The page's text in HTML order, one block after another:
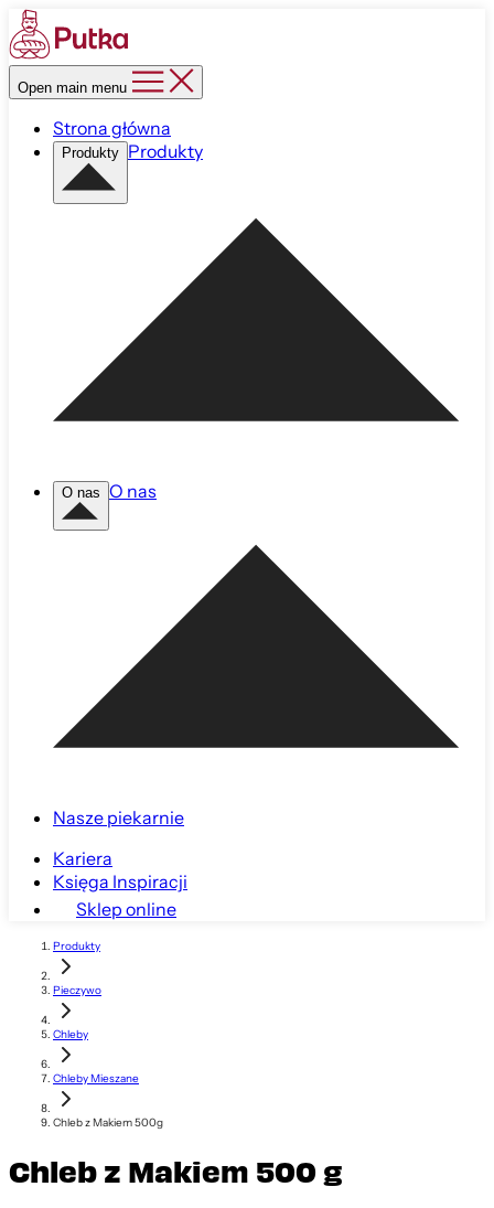
Open main menu
Strona główna
Produkty Produkty
O nas O nas
Nasze piekarnie
Kariera
Księga Inspiracji
Sklep online
Produkty
Pieczywo
Chleby
Chleby Mieszane
Chleb z Makiem 500g
Chleb z Makiem 500 g